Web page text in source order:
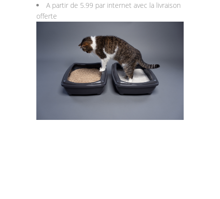
A partir de 5.99 par internet avec la livraison
offerte